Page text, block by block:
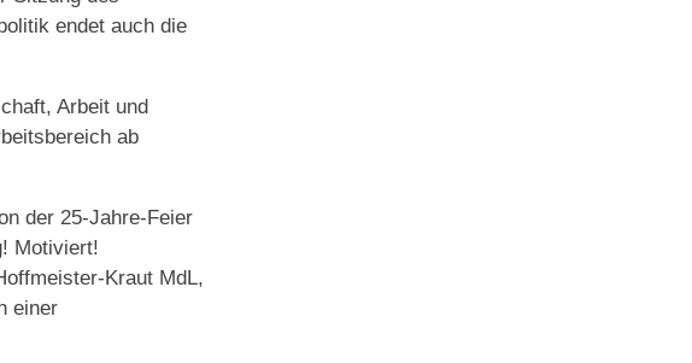
endet auch die
Arbeit und
ab
der 25-Jahre-Feier
Motiviert!
Kraut MdL,
einer